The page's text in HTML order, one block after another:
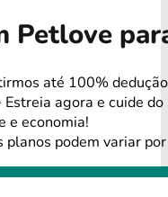
Petlove
até 100%
agora e cuide
e economia!
planos podem variar